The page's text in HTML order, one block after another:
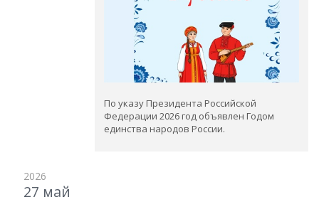
По указу Президента Российской
Федерации 2026 год объявлен Годом
единства народов России.
2026
27 май